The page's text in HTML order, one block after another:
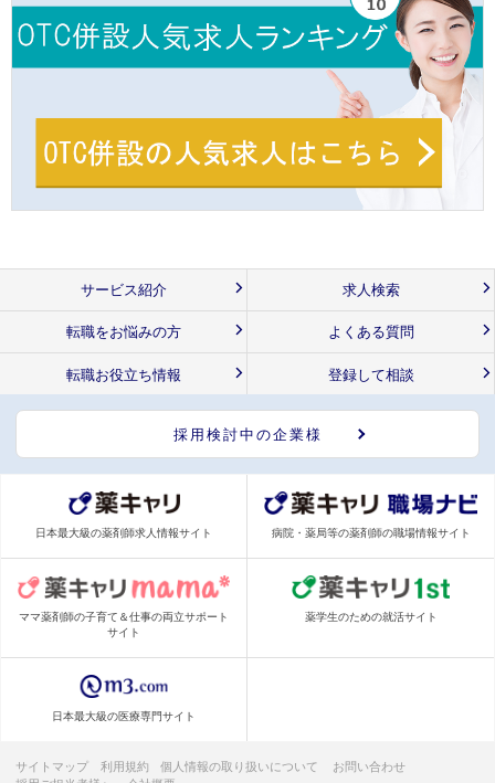
サービス紹介 求人検索
転職をお悩みの方 よくある質問
転職お役立ち情報 登録して相談
採用検討中の企業様
日本最大級の薬剤師求人情報サイト 病院・薬局等の薬剤師の職場情報サイト
ママ薬剤師の子育て＆仕事の両立サポート
サイト
薬学生のための就活サイト
日本最大級の医療専門サイト
サイトマップ 利用規約 個人情報の取り扱いについて
お問い合わせ